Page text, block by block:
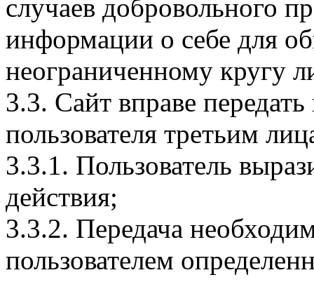
случаев добровольного
информации о себе для
неограниченному кругу
3.3. Сайт вправе
пользователя третьим
3.3.1. Пользователь
действия;
3.3.2. Передача
пользователем